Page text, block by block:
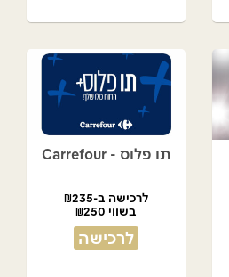
תו פלוס - Carrefour
לרכישה ב-₪235
בשווי ₪250
לרכישה